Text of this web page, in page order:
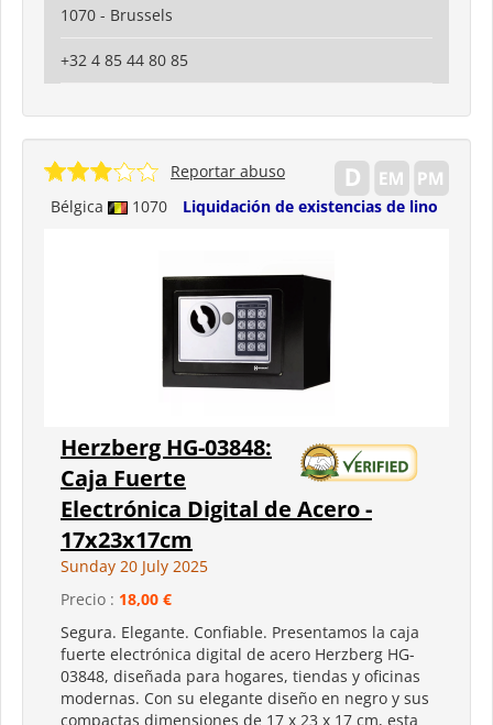
1070 - Brussels
+32 4 85 44 80 85
Bélgica 1070 Liquidación de existencias de lino
Reportar abuso
Herzberg HG-03848:
Caja Fuerte
Electrónica Digital de Acero -
17x23x17cm
Sunday 20 July 2025
Precio : 18,00 €
Segura. Elegante. Confiable. Presentamos la caja
fuerte electrónica digital de acero Herzberg HG-
03848, diseñada para hogares, tiendas y oficinas
modernas. Con su elegante diseño en negro y sus
compactas dimensiones de 17 x 23 x 17 cm, esta